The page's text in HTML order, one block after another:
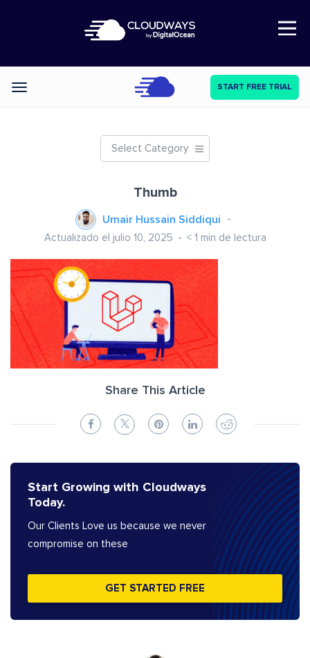
Open Nav
Categories START FREE TRIAL
Select Category
Thumb
Umair Hussain Siddiqui
Actualizado el julio 10, 2025 < 1 min de lectura
Share This Article
Start Growing with Cloudways
Today.
Our Clients Love us because we never
compromise on these
GET STARTED FREE